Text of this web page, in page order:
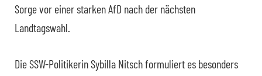
Sorge vor einer starken AfD nach der nächsten
Landtagswahl.
Die SSW-Politikerin Sybilla Nitsch formuliert es besonders